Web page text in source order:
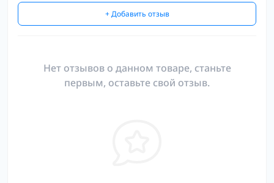
+ Добавить отзыв
Нет отзывов о данном товаре, станьте
первым, оставьте свой отзыв.